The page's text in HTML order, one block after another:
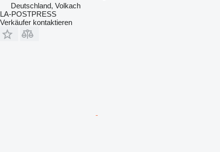
Deutschland, Volkach
LA-POSTPRESS
Verkäufer kontaktieren